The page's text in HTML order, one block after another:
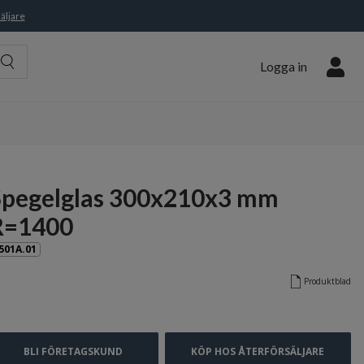
Logga in
300x210x3 mm
Produktblad
BLI FÖRETAGSKUND KÖP HOS ÅTERFÖRSÄLJARE